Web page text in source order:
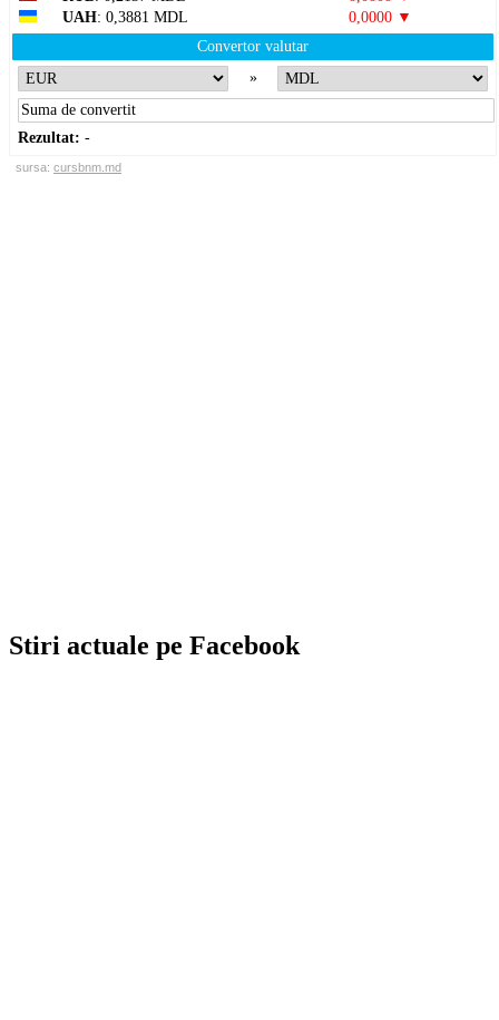
UAH: 0,3881 MDL
0,0000 ▼
Convertor valutar
»
Rezultat: -
sursa: cursbnm.md
Stiri actuale pe Facebook